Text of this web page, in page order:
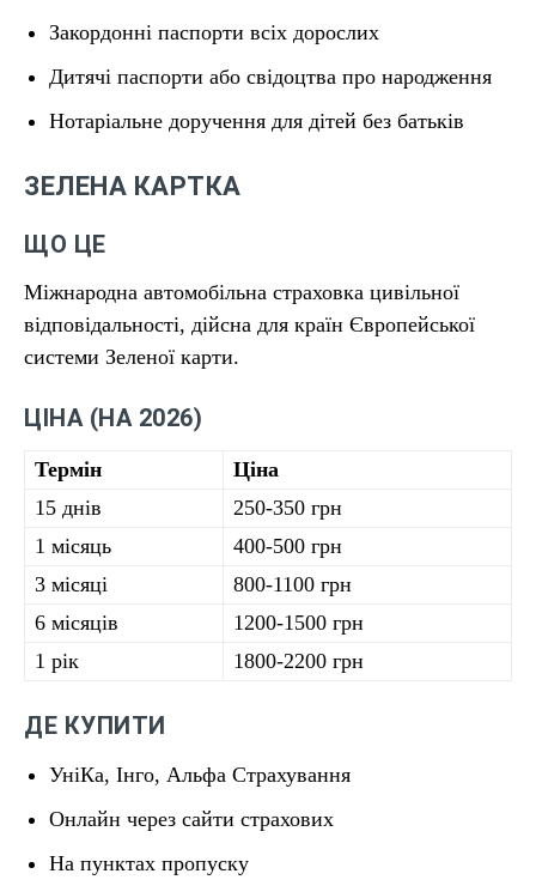
Закордонні паспорти всіх дорослих
Дитячі паспорти або свідоцтва про народження
Нотаріальне доручення для дітей без батьків
ЗЕЛЕНА КАРТКА
ЩО ЦЕ
Міжнародна автомобільна страховка цивільної
відповідальності, дійсна для країн Європейської
системи Зеленої карти.
ЦІНА (НА 2026)
Термін
Ціна
15 днів
250-350 грн
1 місяць
400-500 грн
3 місяці
800-1100 грн
6 місяців
1200-1500 грн
1 рік
1800-2200 грн
ДЕ КУПИТИ
УніКа, Інго, Альфа Страхування
Онлайн через сайти страхових
На пунктах пропуску